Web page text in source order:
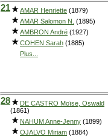
21 AMAR Henriette (1879)
AMAR Salomon N. (1895)
AMBRON André (1927)
COHEN Sarah (1885)
Plus...
28
DE CASTRO Moïse, Oswald
(1861)
NAHUM Anne-Jenny (1899)
OJALVO Miriam (1884)